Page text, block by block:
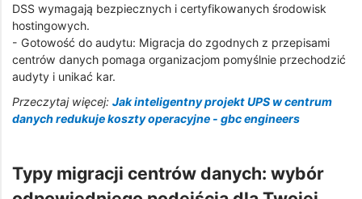
DSS wymagają bezpiecznych i certyfikowanych środowisk
hostingowych.
- Gotowość do audytu: Migracja do zgodnych z przepisami
centrów danych pomaga organizacjom pomyślnie przechodzić
audyty i unikać kar.
Przeczytaj więcej: Jak inteligentny projekt UPS w centrum
danych redukuje koszty operacyjne - gbc engineers
Typy migracji centrów danych: wybór